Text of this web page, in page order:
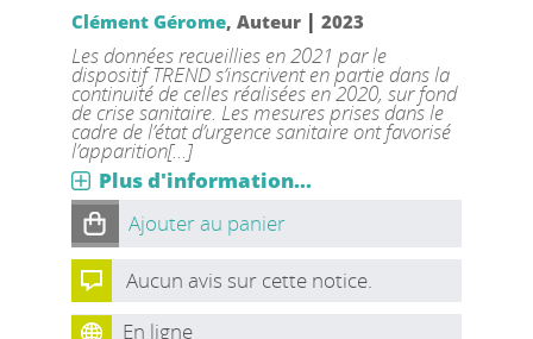
Clément Gérome, Auteur | 2023
Les données recueillies en 2021 par le
dispositif TREND s’inscrivent en partie dans la
continuité de celles réalisées en 2020, sur fond
de crise sanitaire. Les mesures prises dans le
cadre de l’état d’urgence sanitaire ont favorisé
l’apparition[...]
Plus d'information...
Ajouter au panier
Aucun avis sur cette notice.
En ligne